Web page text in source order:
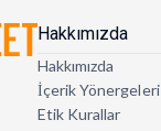
Hakkımızda
Hakkımızda
İçerik Yönergeleri
Etik Kurallar